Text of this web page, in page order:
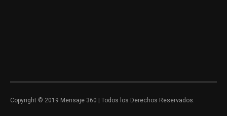
Copyright © 2019 Mensaje 360 | Todos los Derechos Reservados.